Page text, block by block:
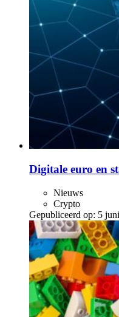
Digitale euro en
Nieuws
Crypto
Gepubliceerd op: 5